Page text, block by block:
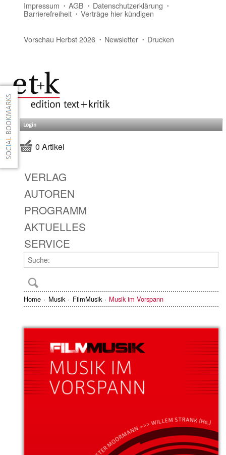
Impressum AGB Datenschutzerklärung
Barrierefreiheit Verträge hier kündigen
Vorschau Herbst 2026 Newsletter Drucken
Login
0 Artikel
VERLAG
AUTOREN
PROGRAMM
AKTUELLES
SERVICE
Home Musik FilmMusik Musik im Vorspann